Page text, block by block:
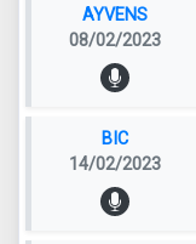
AYVENS
08/02/2023
BIC
14/02/2023